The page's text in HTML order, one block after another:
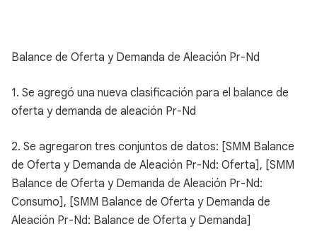
Balance de Oferta y Demanda de Aleación Pr-Nd
1. Se agregó una nueva clasificación para el balance de
oferta y demanda de aleación Pr-Nd
2. Se agregaron tres conjuntos de datos: [SMM Balance
de Oferta y Demanda de Aleación Pr-Nd: Oferta], [SMM
Balance de Oferta y Demanda de Aleación Pr-Nd:
Consumo], [SMM Balance de Oferta y Demanda de
Aleación Pr-Nd: Balance de Oferta y Demanda]